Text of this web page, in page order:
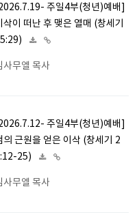
주일4부(청년)예배]
삭이 떠난 후 맺은 열매 (창세기
사무엘 목사
주일4부(청년)예배]
의 근원을 얻은 이삭 (창세기 2
25)
사무엘 목사